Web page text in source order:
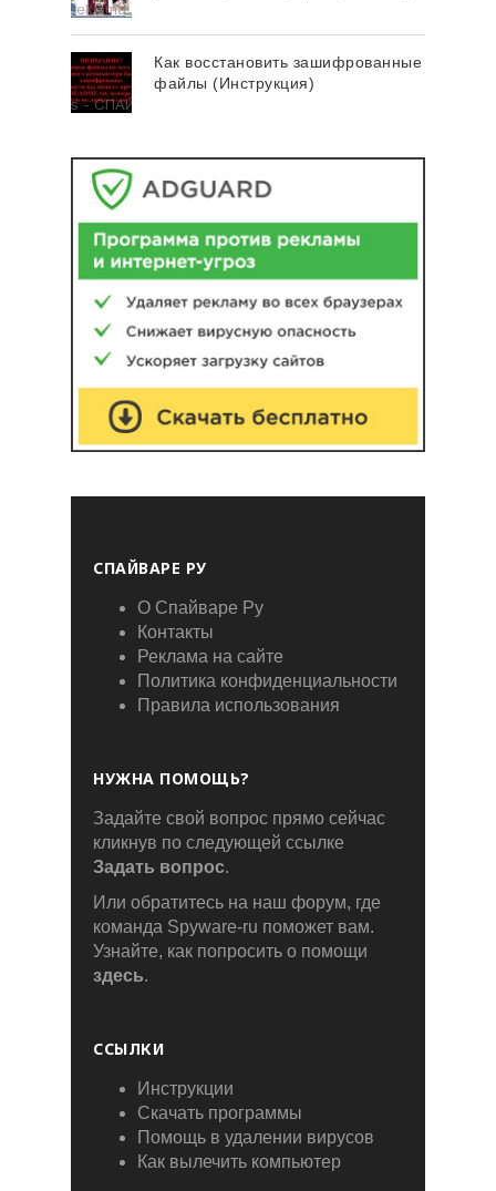
Как восстановить зашифрованные
файлы (Инструкция)
СПАЙВАРЕ РУ
О Спайваре Ру
Контакты
Реклама на сайте
Политика конфиденциальности
Правила использования
НУЖНА ПОМОЩЬ?
Задайте свой вопрос прямо сейчас
кликнув по следующей ссылке
Задать вопрос.
Или обратитесь на наш форум, где
команда Spyware-ru поможет вам.
Узнайте, как попросить о помощи
здесь.
ССЫЛКИ
Инструкции
Скачать программы
Помощь в удалении вирусов
Как вылечить компьютер